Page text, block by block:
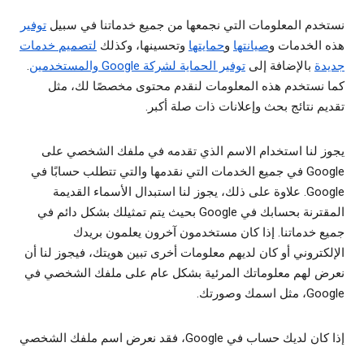
نستخدم المعلومات التي نجمعها من جميع خدماتنا في سبيل توفير
هذه الخدمات وصيانتها وحمايتها وتحسينها، وكذلك لتصميم خدمات
جديدة بالإضافة إلى توفير الحماية لشركة Google والمستخدمين
.
كما نستخدم هذه المعلومات لنقدم محتوى مخصصًا لك، مثل
تقديم نتائج بحث وإعلانات ذات صلة أكبر.
يجوز لنا استخدام الاسم الذي تقدمه في ملفك الشخصي على
Google في جميع الخدمات التي نقدمها والتي تتطلب حسابًا في
Google. علاوة على ذلك، يجوز لنا استبدال الأسماء القديمة
المقترنة بحسابك في Google بحيث يتم تمثيلك بشكل دائم في
جميع خدماتنا. إذا كان مستخدمون آخرون يعلمون بريدك
الإلكتروني أو كان لديهم معلومات أخرى تبين هويتك، فيجوز لنا أن
نعرض لهم معلوماتك المرئية بشكل عام على ملفك الشخصي في
Google، مثل اسمك وصورتك.
إذا كان لديك حساب في Google، فقد نعرض اسم ملفك الشخصي